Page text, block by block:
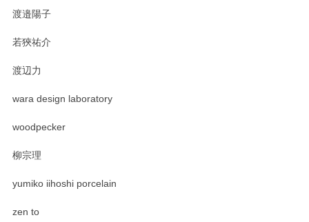
渡邉陽子
若狹祐介
渡辺力
wara design laboratory
woodpecker
柳宗理
yumiko iihoshi porcelain
zen to